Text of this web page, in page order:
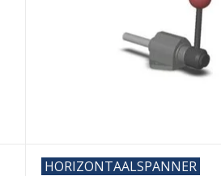
HORIZONTAALSPANNER